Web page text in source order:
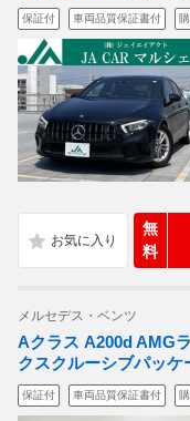
保証付 車両品質保証書付
無
料
メルセデス・ベンツ
Aクラス A200d AMG
クスクルーシブパッケ
保証付 車両品質保証書付